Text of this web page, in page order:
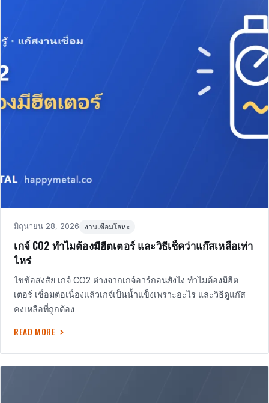
Posted
มิถุนายน 28, 2026 งานเชื่อมโลหะ
เกจ์ CO2 ทำไมต้องมีฮีตเตอร์ และวิธีเช็คว่าแก๊สเหลือเท่า
ไหร่
ไขข้อสงสัย เกจ์ CO2 ต่างจากเกจ์อาร์กอนยังไง ทำไมต้องมีฮีต
เตอร์ เชื่อมต่อเนื่องแล้วเกจ์เป็นน้ำแข็งเพราะอะไร และวิธีดูแก๊ส
คงเหลือที่ถูกต้อง
READ MORE